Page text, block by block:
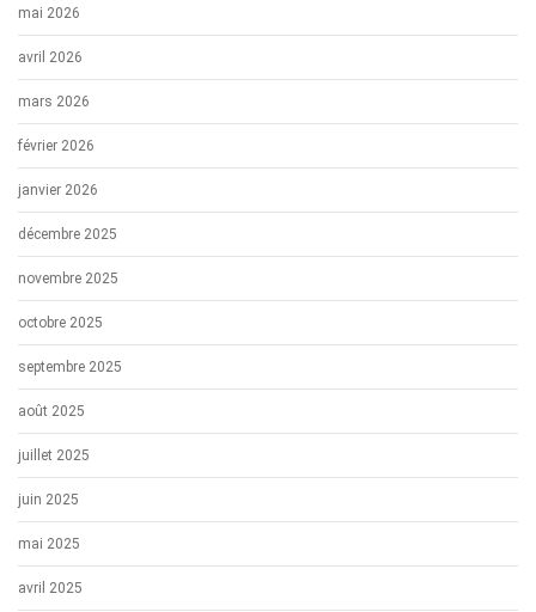
mai 2026
avril 2026
mars 2026
février 2026
janvier 2026
décembre 2025
novembre 2025
octobre 2025
septembre 2025
août 2025
juillet 2025
juin 2025
mai 2025
avril 2025